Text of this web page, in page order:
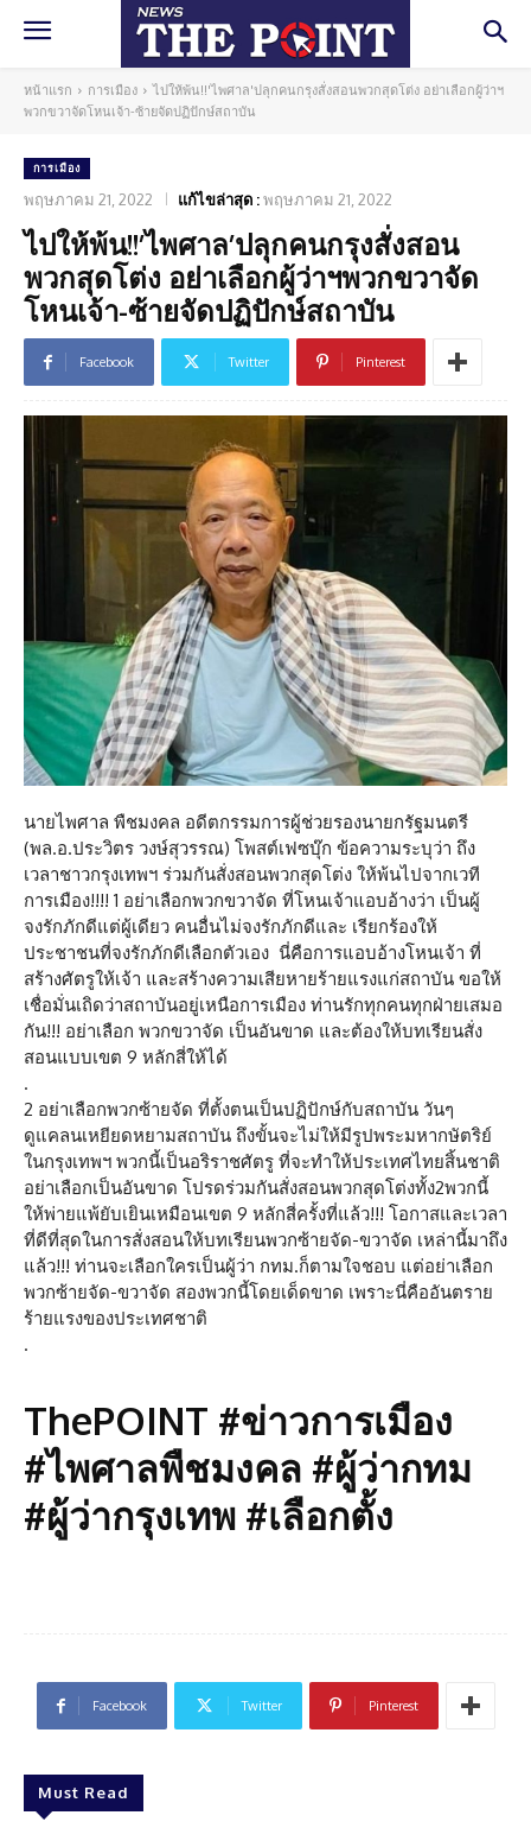
หน้าแรก การเมือง
ไปให้พ้น!!'ไพศาล'ปลุกคนกรุงสั่งสอนพวกสุดโต่ง อย่าเลือกผู้ว่าฯ
พวกขวาจัดโหนเจ้า-ซ้ายจัดปฏิปักษ์สถาบัน
การเมือง
พฤษภาคม 21, 2022 แก้ไขล่าสุด :พฤษภาคม 21, 2022
ไปให้พ้น!!’ไพศาล’ปลุกคนกรุงสั่งสอน
พวกสุดโต่ง อย่าเลือกผู้ว่าฯพวกขวาจัด
โหนเจ้า-ซ้ายจัดปฏิปักษ์สถาบัน
Facebook Twitter Pinterest
นายไพศาล พืชมงคล อดีตกรรมการผู้ช่วยรองนายกรัฐมนตรี
(พล.อ.ประวิตร วงษ์สุวรรณ) โพสต์เฟซบุ๊ก ข้อความระบุว่า ถึง
เวลาชาวกรุงเทพฯ ร่วมกันสั่งสอนพวกสุดโต่ง ให้พ้นไปจากเวที
การเมือง!!!! 1 อย่าเลือกพวกขวาจัด ที่โหนเจ้าแอบอ้างว่า เป็นผู้
จงรักภักดีแต่ผู้เดียว คนอื่นไม่จงรักภักดีและ เรียกร้องให้
ประชาชนที่จงรักภักดีเลือกตัวเอง นี่คือการแอบอ้างโหนเจ้า ที่
สร้างศัตรูให้เจ้า และสร้างความเสียหายร้ายแรงแก่สถาบัน ขอให้
เชื่อมั่นเถิดว่าสถาบันอยู่เหนือการเมือง ท่านรักทุกคนทุกฝ่ายเสมอ
กัน!!! อย่าเลือก พวกขวาจัด เป็นอันขาด และต้องให้บทเรียนสั่ง
สอนแบบเขต 9 หลักสี่ให้ได้
.
2 อย่าเลือกพวกซ้ายจัด ที่ตั้งตนเป็นปฏิปักษ์กับสถาบัน วันๆ
ดูแคลนเหยียดหยามสถาบัน ถึงขั้นจะไม่ให้มีรูปพระมหากษัตริย์
ในกรุงเทพฯ พวกนี้เป็นอริราชศัตรู ที่จะทำให้ประเทศไทยสิ้นชาติ
อย่าเลือกเป็นอันขาด โปรดร่วมกันสั่งสอนพวกสุดโต่งทั้ง2พวกนี้
ให้พ่ายแพ้ยับเยินเหมือนเขต 9 หลักสี่ครั้งที่แล้ว!!! โอกาสและเวลา
ที่ดีที่สุดในการสั่งสอนให้บทเรียนพวกซ้ายจัด-ขวาจัด เหล่านี้มาถึง
แล้ว!!! ท่านจะเลือกใครเป็นผู้ว่า กทม.ก็ตามใจชอบ แต่อย่าเลือก
พวกซ้ายจัด-ขวาจัด สองพวกนี้โดยเด็ดขาด เพราะนี่คืออันตราย
ร้ายแรงของประเทศชาติ
.
ThePOINT #ข่าวการเมือง
#ไพศาลพืชมงคล #ผู้ว่ากทม
#ผู้ว่ากรุงเทพ #เลือกตั้ง
Facebook Twitter Pinterest
Must Read